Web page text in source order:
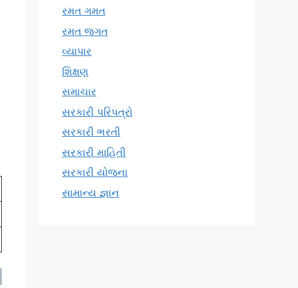
રમત ગમત
રમત જગત
વ્યાપાર
શિક્ષણ
સમાચાર
સરકારી પરિપત્રો
સરકારી ભરતી
સરકારી માહિતી
સરકારી યોજના
સામાન્ય જ્ઞાન